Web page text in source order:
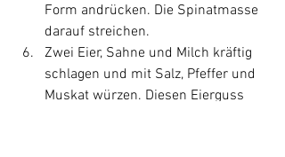
Form andrücken. Die Spinatmasse
darauf streichen.
Zwei Eier, Sahne und Milch kräftig
schlagen und mit Salz, Pfeffer und
Muskat würzen. Diesen Eierguss